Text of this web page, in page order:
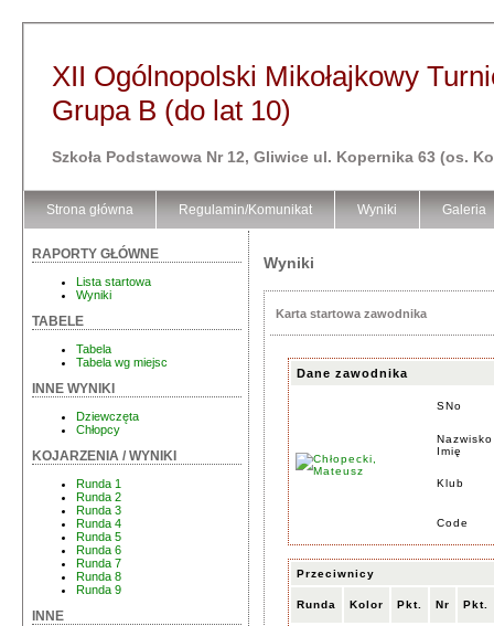
XII Ogólnopolski Mikołajkowy
Grupa B (do lat 10)
Szkoła Podstawowa Nr 12, Gliwice ul. Kopernika 63 (os.
Strona główna Regulamin/Komunikat Wyniki Galeria
RAPORTY GŁÓWNE
Lista startowa
Wyniki
TABELE
Tabela
Tabela wg miejsc
INNE WYNIKI
Dziewczęta
Chłopcy
KOJARZENIA / WYNIKI
Runda 1
Runda 2
Runda 3
Runda 4
Runda 5
Runda 6
Runda 7
Runda 8
Runda 9
INNE
Wyniki
Karta startowa zawodnika
Dane zawodnika
SNo
Nazwisko
Imię
Klub
Code
Przeciwnicy
Runda Kolor Pkt. Nr Pkt.